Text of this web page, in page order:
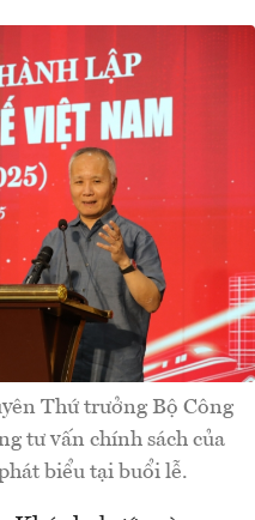
Thứ trưởng Bộ Công
tư vấn chính sách của
biểu tại buổi lễ.